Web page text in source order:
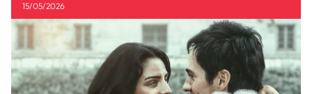
15/05/2026